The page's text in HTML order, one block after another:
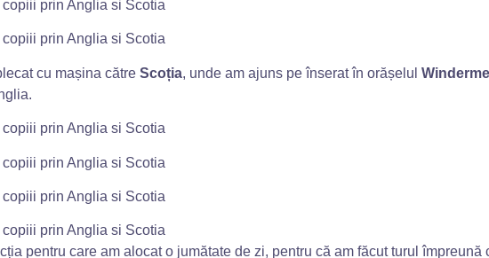
cu mașina către Scoția, unde am ajuns pe înserat în orășelul
pentru care am alocat o jumătate de zi, pentru că am făcut turul